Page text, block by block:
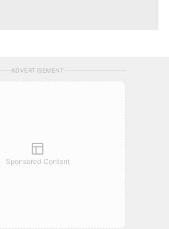
ADVERTISEMENT
Sponsored Content